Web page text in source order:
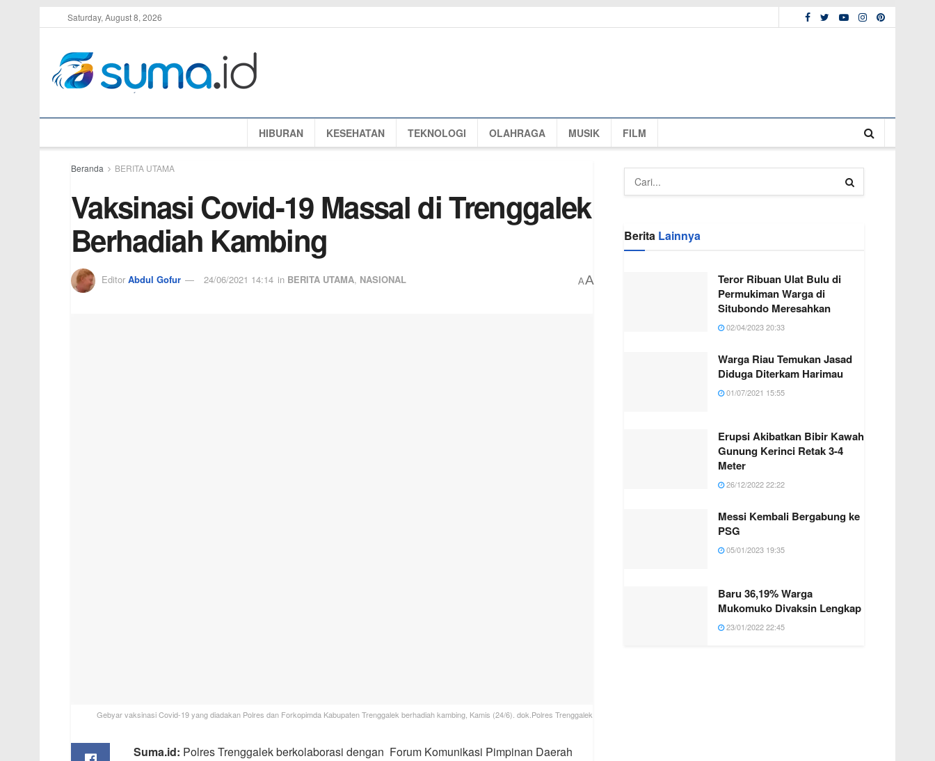
Saturday, August 8, 2026
HIBURAN KESEHATAN TEKNOLOGI OLAHRAGA MUSIK FILM
Beranda BERITA UTAMA
Vaksinasi Covid-19 Massal di Trenggalek
Berhadiah Kambing
Editor Abdul Gofur 24/06/2021 14:14 in BERITA UTAMA, NASIONAL AA
Gebyar vaksinasi Covid-19 yang diadakan Polres dan Forkopimda Kabupaten Trenggalek berhadiah kambing, Kamis (24/6). dok.Polres Trenggalek
Suma.id: Polres Trenggalek berkolaborasi dengan Forum Komunikasi Pimpinan Daerah
Berita Lainnya
Teror Ribuan Ulat Bulu di
Permukiman Warga di
Situbondo Meresahkan
02/04/2023 20:33
Warga Riau Temukan Jasad
Diduga Diterkam Harimau
01/07/2021 15:55
Erupsi Akibatkan Bibir Kawah
Gunung Kerinci Retak 3-4
Meter
26/12/2022 22:22
Messi Kembali Bergabung ke
PSG
05/01/2023 19:35
Baru 36,19% Warga
Mukomuko Divaksin Lengkap
23/01/2022 22:45